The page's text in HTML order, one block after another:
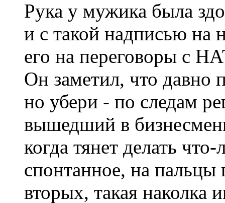
Рука у мужика была
и с такой надписью на
его на переговоры с
Он заметил, что давно
но убери - по следам
вышедший в
когда тянет делать
спонтанное, на
вторых, такая наколка